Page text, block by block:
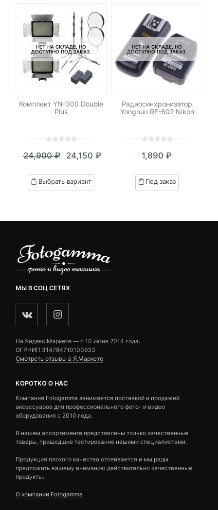
НЕТ НА СКЛАДЕ, НО
ДОСТУПНО ПОД ЗАКАЗ.
Комплект YN-300 Double
Plus
out
based
on
24,900₽
Первоначальная
цена
составляла
24,150 ₽
Текущая
цена:
24,150 ₽.
Выбрать вариант
НЕТ НА СКЛАДЕ, НО
ДОСТУПНО ПОД ЗАКАЗ.
Радиосинхронизатор
Yongnuo RF-602 Nikon
out
based
on
1,890 ₽
Под заказ
МЫ В СОЦ СЕТЯХ
На Яндекс.Маркете — c 10 июня 2014 года.
ОГРНИП 314784710100933
Смотреть отзывы в Я.Маркете
КОРОТКО О НАС
Компания Fotogamma занимается поставкой и продажей
аксессуаров для профессионального фото- и видео
оборудования с 2010 года.
В нашем ассортименте представлены только качественные
товары, прошедшие тестирование нашими специалистами.
Продукция плохого качества отсеивается и мы рады
предложить вашему вниманию действительно качественные
продукты.
О компании Fotogamma